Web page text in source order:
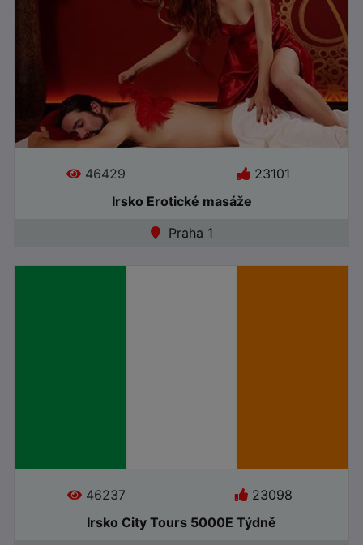
46429
23101
Irsko Erotické masáže
Praha 1
46237
23098
Irsko City Tours 5000E Týdně